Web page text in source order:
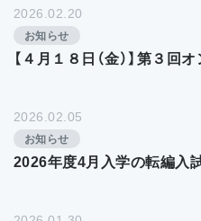
2026.02.20
お知らせ
【４月１８日（金）】第３回
2026.02.05
お知らせ
2026年度4月入学の転編入